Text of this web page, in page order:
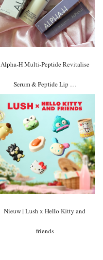
Alpha-H Multi-Peptide Revitalise
Serum & Peptide Lip …
Nieuw | Lush x Hello Kitty and
friends